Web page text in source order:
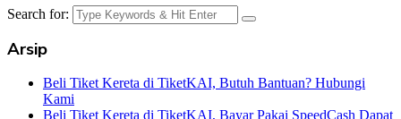
Search for:
Arsip
Beli Tiket Kereta di TiketKAI, Butuh Bantuan? Hubungi
Kami
Beli Tiket Kereta di TiketKAI, Bayar Pakai SpeedCash Dapat